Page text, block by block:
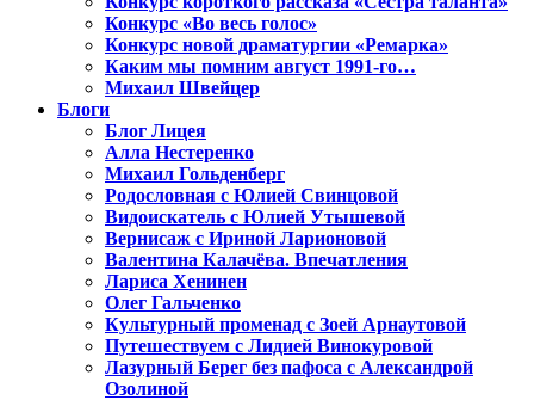
Конкурс «Во весь голос»
Конкурс новой драматургии «Ремарка»
Каким мы помним август 1991-го…
Михаил Швейцер
Блоги
Блог Лицея
Алла Нестеренко
Михаил Гольденберг
Родословная с Юлией Свинцовой
Видоискатель с Юлией Утышевой
Вернисаж с Ириной Ларионовой
Валентина Калачёва. Впечатления
Лариса Хенинен
Олег Гальченко
Культурный променад с Зоей Арнаутовой
Путешествуем с Лидией Винокуровой
Лазурный Берег без пафоса с Александрой
Озолиной